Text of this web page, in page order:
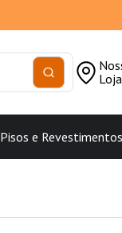
Pisos e Revestimentos